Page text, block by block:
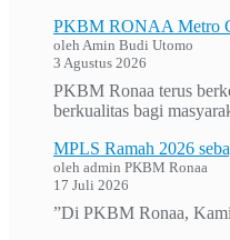
PKBM RONAA Metro
oleh Amin Budi Utomo
3 Agustus 2026
PKBM Ronaa terus
berkualitas bagi
MPLS Ramah 2026
oleh admin PKBM Ronaa
17 Juli 2026
”Di PKBM Ronaa,